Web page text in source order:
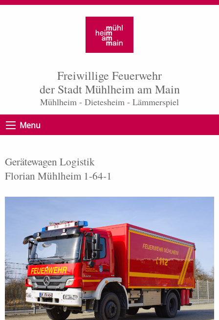
Freiwillige Feuerwehr
der Stadt Mühlheim am Main
Mühlheim - Dietesheim - Lämmerspiel
Menu
Gerätewagen Logistik
Florian Mühlheim 1-64-1